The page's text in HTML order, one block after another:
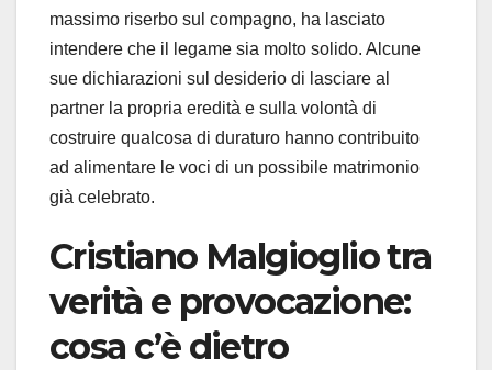
massimo riserbo sul compagno, ha lasciato
intendere che il legame sia molto solido. Alcune
sue dichiarazioni sul desiderio di lasciare al
partner la propria eredità e sulla volontà di
costruire qualcosa di duraturo hanno contribuito
ad alimentare le voci di un possibile matrimonio
già celebrato.
Cristiano Malgiogliotra
verità e provocazione:
cosa c’è dietro